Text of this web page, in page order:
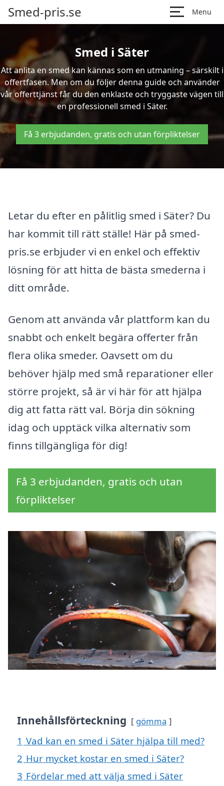
Smed-pris.se Menu
Smed i Säter
Att anlita en smed kan kännas som en utmaning – särskilt i
offertfasen. Men om du följer denna guide och använder
vår offerttjänst får du den enklaste och tryggaste vägen till
en professionell smed i Säter.
Få 3 erbjudanden, gratis och utan förpliktelser
Letar du efter en pålitlig smed i Säter? Du
har kommit till rätt ställe! Här på smed-
pris.se erbjuder vi en enkel och effektiv
lösning för att hitta de bästa smederna i
ditt område.
Genom att använda vår plattform kan du
snabbt och enkelt begära offerter från
flera olika smeder. Oavsett om du
behöver hjälp med små reparationer eller
större projekt, så är vi här för att hjälpa
dig att fatta rätt val. Börja din sökning
idag och upptäck vilka alternativ som
finns tillgängliga för dig!
Få 3 erbjudanden, gratis och utan
förpliktelser
Innehållsförteckning gömma
1 Vad kan en smed i Säter hjälpa till med?
2 Hur mycket kostar en smed i Säter?
3 Fördelar med att välja smed i Säter